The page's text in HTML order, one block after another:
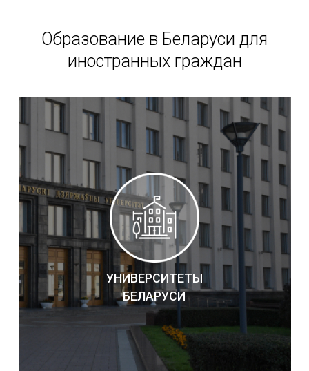
Образование в Беларуси для
иностранных граждан
УНИВЕРСИТЕТЫ
БЕЛАРУСИ